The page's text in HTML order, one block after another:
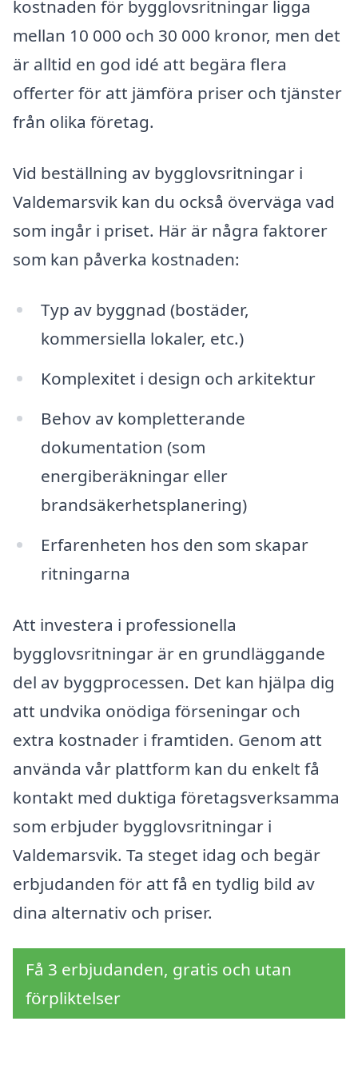
kostnaden för bygglovsritningar ligga
mellan 10 000 och 30 000 kronor, men det
är alltid en god idé att begära flera
offerter för att jämföra priser och tjänster
från olika företag.
Vid beställning av bygglovsritningar i
Valdemarsvik kan du också överväga vad
som ingår i priset. Här är några faktorer
som kan påverka kostnaden:
Typ av byggnad (bostäder,
kommersiella lokaler, etc.)
Komplexitet i design och arkitektur
Behov av kompletterande
dokumentation (som
energiberäkningar eller
brandsäkerhetsplanering)
Erfarenheten hos den som skapar
ritningarna
Att investera i professionella
bygglovsritningar är en grundläggande
del av byggprocessen. Det kan hjälpa dig
att undvika onödiga förseningar och
extra kostnader i framtiden. Genom att
använda vår plattform kan du enkelt få
kontakt med duktiga företagsverksamma
som erbjuder bygglovsritningar i
Valdemarsvik. Ta steget idag och begär
erbjudanden för att få en tydlig bild av
dina alternativ och priser.
Få 3 erbjudanden, gratis och utan
förpliktelser